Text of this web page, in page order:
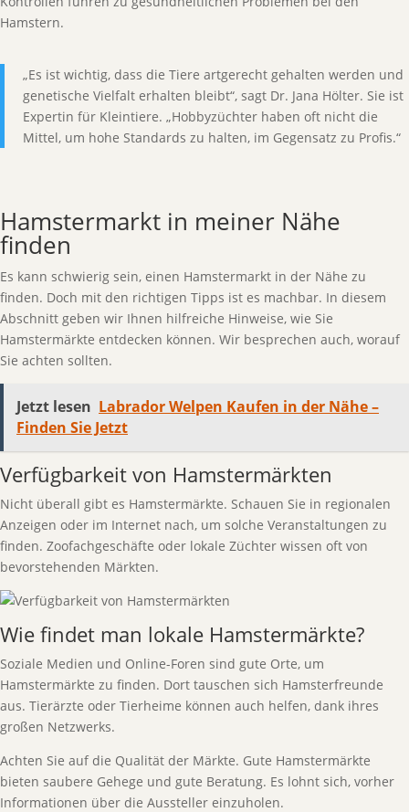
Hamstern.
„Es ist wichtig, dass die Tiere artgerecht gehalten werden und
genetische Vielfalt erhalten bleibt“, sagt Dr. Jana Hölter. Sie ist
Expertin für Kleintiere. „Hobbyzüchter haben oft nicht die
Mittel, um hohe Standards zu halten, im Gegensatz zu Profis.“
Hamstermarkt in meiner Nähe
finden
Es kann schwierig sein, einen Hamstermarkt in der Nähe zu
finden. Doch mit den richtigen Tipps ist es machbar. In diesem
Abschnitt geben wir Ihnen hilfreiche Hinweise, wie Sie
Hamstermärkte entdecken können. Wir besprechen auch, worauf
Sie achten sollten.
Jetzt lesen Labrador Welpen Kaufen in der Nähe –
Finden Sie Jetzt
Verfügbarkeit von Hamstermärkten
Nicht überall gibt es Hamstermärkte. Schauen Sie in regionalen
Anzeigen oder im Internet nach, um solche Veranstaltungen zu
finden. Zoofachgeschäfte oder lokale Züchter wissen oft von
bevorstehenden Märkten.
Wie findet man lokale Hamstermärkte?
Soziale Medien und Online-Foren sind gute Orte, um
Hamstermärkte zu finden. Dort tauschen sich Hamsterfreunde
aus. Tierärzte oder Tierheime können auch helfen, dank ihres
großen Netzwerks.
Achten Sie auf die Qualität der Märkte. Gute Hamstermärkte
bieten saubere Gehege und gute Beratung. Es lohnt sich, vorher
Informationen über die Aussteller einzuholen.